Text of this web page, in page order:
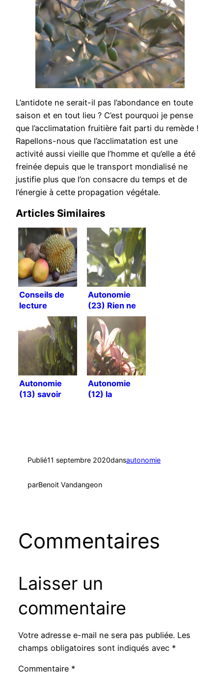
L’antidote ne serait-il pas l’abondance en toute
saison et en tout lieu ? C’est pourquoi je pense
que l’acclimatation fruitière fait parti du remède !
Rapellons-nous que l’acclimatation est une
activité aussi vieille que l’homme et qu’elle a été
freinée depuis que le transport mondialisé ne
justifie plus que l’on consacre du temps et de
l’énergie à cette propagation végétale.
Articles Similaires
Conseils de
lecture
Autonomie
(23) Rien ne
change ?
Autonomie
(13) savoir
Autonomie
(12) la
Publié11 septembre 2020dansautonomie
parBenoit Vandangeon
Commentaires
Laisser un
commentaire
Votre adresse e-mail ne sera pas publiée. Les
champs obligatoires sont indiqués avec *
Commentaire *